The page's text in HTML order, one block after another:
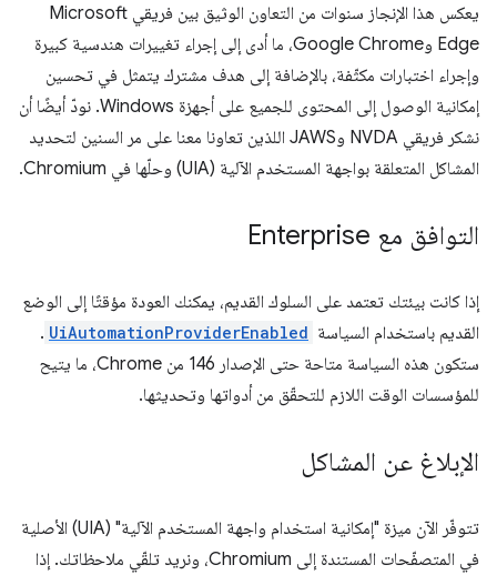
يعكس هذا الإنجاز سنوات من التعاون الوثيق بين فريقي Microsoft
Edge وGoogle Chrome، ما أدى إلى إجراء تغييرات هندسية كبيرة
وإجراء اختبارات مكثّفة، بالإضافة إلى هدف مشترك يتمثل في تحسين
إمكانية الوصول إلى المحتوى للجميع على أجهزة Windows. نودّ أيضًا أن
نشكر فريقي NVDA وJAWS اللذين تعاونا معنا على مر السنين لتحديد
المشاكل المتعلقة بواجهة المستخدم الآلية (UIA) وحلّها في Chromium.
التوافق مع Enterprise
إذا كانت بيئتك تعتمد على السلوك القديم، يمكنك العودة مؤقتًا إلى الوضع
القديم باستخدام السياسة UiAutomationProviderEnabled
.
ستكون هذه السياسة متاحة حتى الإصدار 146 من Chrome، ما يتيح
للمؤسسات الوقت اللازم للتحقّق من أدواتها وتحديثها.
الإبلاغ عن المشاكل
تتوفّر الآن ميزة "إمكانية استخدام واجهة المستخدم الآلية" (UIA) الأصلية
في المتصفّحات المستندة إلى Chromium، ونريد تلقّي ملاحظاتك. إذا